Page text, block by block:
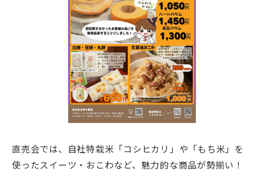
直売会では、自社特栽米「コシヒカリ」や「もち米」を
使ったスイーツ・おこわなど、魅力的な商品が勢揃い！